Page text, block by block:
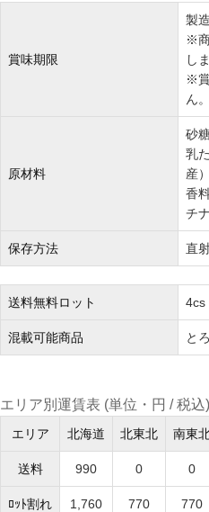
賞味期限
製
※
し
※
ん。
原材料
砂
乳
産
香
チ
保存方法 直
送料無料ロット 4cs
混載可能商品 と
エリア別運賃表 (単位・円 / 税込)
エリア 北海道 北東北 南東
送料 990 0 0
ﾛｯﾄ割れ 1,760 770 770